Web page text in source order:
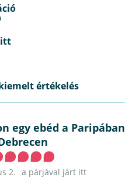
értékelés
egy ebéd a Paripában
2. a párjával járt itt